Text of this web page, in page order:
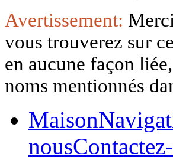
Avertissement:
vous trouverez sur
en aucune façon
noms mentionnés
Maison
nous